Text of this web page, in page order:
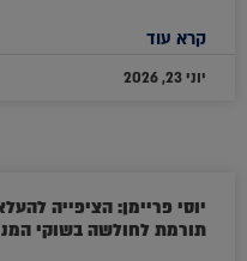
קרא עוד
יוני 23, 2026
יוסי פריימן: הציפייה
תורמת לחולשה בשוקי